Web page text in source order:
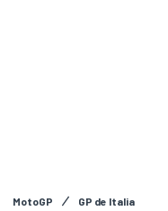
MotoGP GP de Italia